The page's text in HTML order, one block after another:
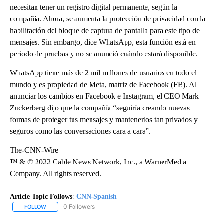
necesitan tener un registro digital permanente, según la
compañía. Ahora, se aumenta la protección de privacidad con la
habilitación del bloque de captura de pantalla para este tipo de
mensajes. Sin embargo, dice WhatsApp, esta función está en
periodo de pruebas y no se anunció cuándo estará disponible.
WhatsApp tiene más de 2 mil millones de usuarios en todo el
mundo y es propiedad de Meta, matriz de Facebook (FB). Al
anunciar los cambios en Facebook e Instagram, el CEO Mark
Zuckerberg dijo que la compañía “seguiría creando nuevas
formas de proteger tus mensajes y mantenerlos tan privados y
seguros como las conversaciones cara a cara”.
The-CNN-Wire
™ & © 2022 Cable News Network, Inc., a WarnerMedia
Company. All rights reserved.
Article Topic Follows: CNN-Spanish
FOLLOW FOLLOW "CNN-SPANISH" TO RECEIVE NOTIFICATIONS ABOUT
0 Followers